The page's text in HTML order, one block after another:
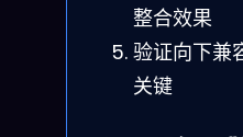
整合效果
验证向下兼
关键